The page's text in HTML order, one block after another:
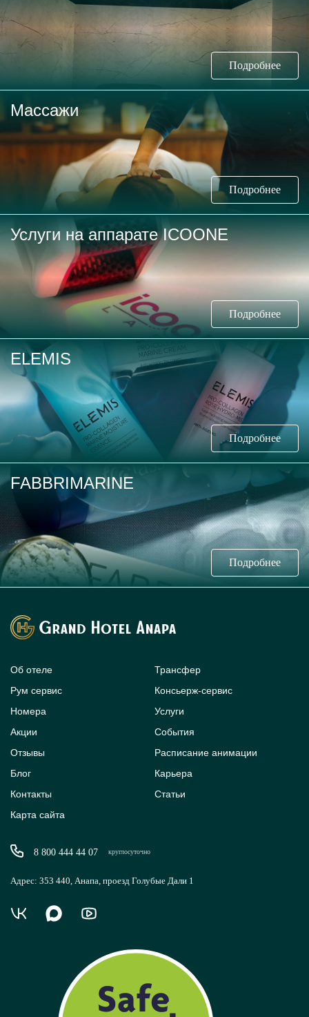
Подробнее
Массажи
Подробнее
Услуги на аппарате ICOONE
Подробнее
ELEMIS
Подробнее
FABBRIMARINE
Подробнее
Об отеле
Трансфер
Рум сервис
Консьерж-сервис
Номера
Услуги
Акции
События
Отзывы
Расписание анимации
Блог
Карьера
Контакты
Статьи
Карта сайта
8 800 444 44 07 круглосуточно
Адрес: 353 440, Анапа, проезд Голубые Дали 1